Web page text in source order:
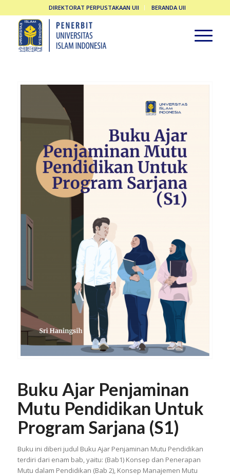
DIREKTORAT PERPUSTAKAAN UII BERANDA UII
Buku Ajar Penjaminan
Mutu Pendidikan Untuk
Program Sarjana (S1)
Buku ini diberi judul Buku Ajar Penjaminan Mutu Pendidikan
terdiri dari enam bab, yaitu: (Bab1) Konsep dan Penerapan
Mutu dalam Pendidikan (Bab 2), Konsep Manajemen Mutu